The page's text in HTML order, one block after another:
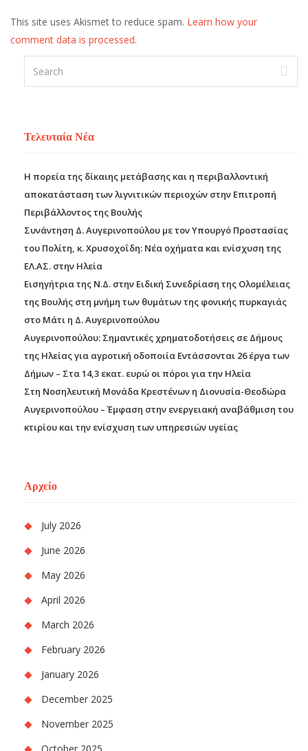
This site uses Akismet to reduce spam. Learn how your
comment data is processed.
Τελευταία Νέα
Η πορεία της δίκαιης μετάβασης και η περιβαλλοντική
αποκατάσταση των λιγνιτικών περιοχών στην Επιτροπή
Περιβάλλοντος της Βουλής
Συνάντηση Δ. Αυγερινοπούλου με τον Υπουργό Προστασίας
του Πολίτη, κ. Χρυσοχοΐδη: Νέα οχήματα και ενίσχυση της
ΕΛ.ΑΣ. στην Ηλεία
Εισηγήτρια της Ν.Δ. στην Ειδική Συνεδρίαση της Ολομέλειας
της Βουλής στη μνήμη των θυμάτων της φονικής πυρκαγιάς
στο Μάτι η Δ. Αυγερινοπούλου
Αυγερινοπούλου: Σημαντικές χρηματοδοτήσεις σε Δήμους
της Ηλείας για αγροτική οδοποιία Εντάσσονται 26 έργα των
Δήμων – Στα 14,3 εκατ. ευρώ οι πόροι για την Ηλεία
Στη Νοσηλευτική Μονάδα Κρεστένων η Διονυσία-Θεοδώρα
Αυγερινοπούλου – Έμφαση στην ενεργειακή αναβάθμιση του
κτιρίου και την ενίσχυση των υπηρεσιών υγείας
Αρχείο
July 2026
June 2026
May 2026
April 2026
March 2026
February 2026
January 2026
December 2025
November 2025